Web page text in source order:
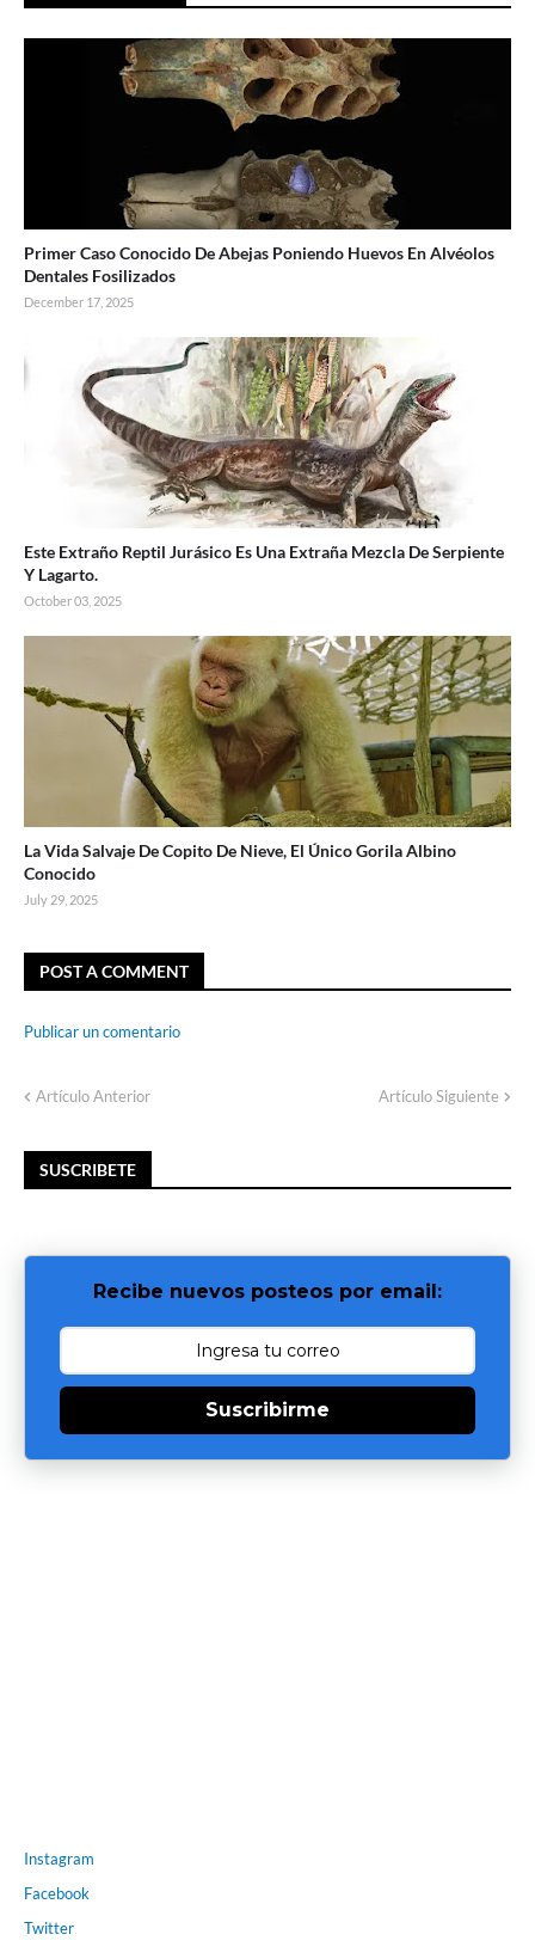
Primer Caso Conocido De Abejas Poniendo Huevos En Alvéolos
Dentales Fosilizados
December 17, 2025
Este Extraño Reptil Jurásico Es Una Extraña Mezcla De Serpiente
Y Lagarto.
October 03, 2025
La Vida Salvaje De Copito De Nieve, El Único Gorila Albino
Conocido
July 29, 2025
POST A COMMENT
Publicar un comentario
Artículo Anterior Artículo Siguiente
SUSCRIBETE
Recibe nuevos posteos por email:
Suscribirme
Instagram
Facebook
Twitter